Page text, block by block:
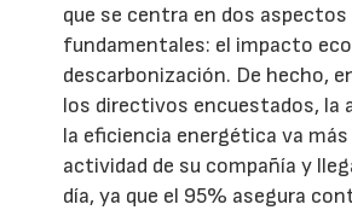
que se centra en dos aspectos
fundamentales: el impacto
descarbonización. De hecho,
los directivos encuestados, la
la eficiencia energética va más
actividad de su compañía y
día, ya que el 95% asegura